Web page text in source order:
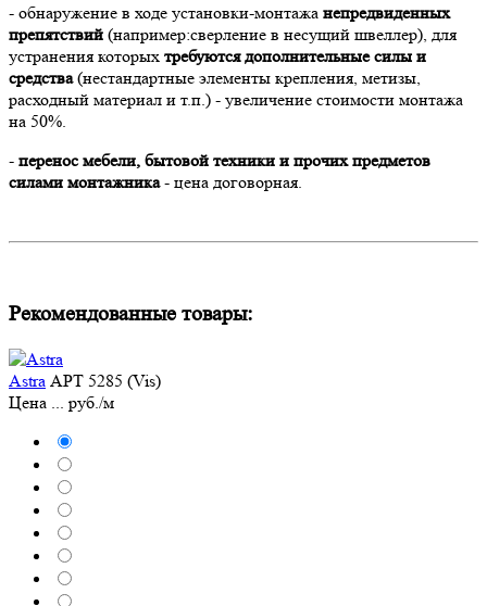
- обнаружение в ходе установки-монтажа непредвиденных
препятствий (например:сверление в несущий швеллер), для
устранения которых требуются дополнительные силы и
средства(нестандартные элементы крепления, метизы,
расходный материал и т.п.) - увеличение стоимости монтажа
на 50%.
- перенос мебели, бытовой техники и прочих предметов
силами монтажника- цена договорная.
Рекомендованные товары:
Astra АРТ 5285 (Vis)
Цена ... руб./м